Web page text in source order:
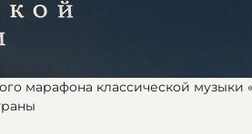
марафона классической музыки